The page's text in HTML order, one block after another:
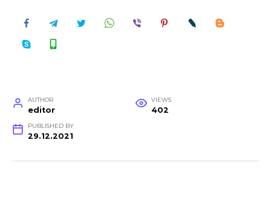
AUTHOR
editor
VIEWS
402
PUBLISHED BY
29.12.2021